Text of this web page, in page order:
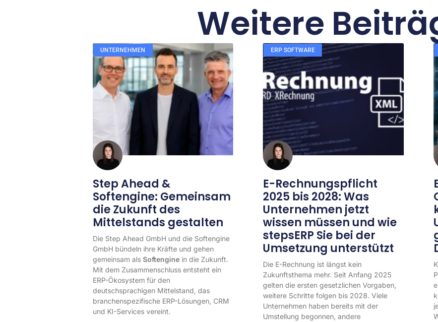
Weitere
UNTERNEHMEN
Step Ahead &
Softengine: Gemeinsam
die Zukunft des
Mittelstands gestalten
Die Step Ahead GmbH und die Softengine
GmbH bündeln ihre Kräfte und gehen
gemeinsam als Softengine in die Zukunft.
Mit dem Zusammenschluss entsteht ein
ERP-Ökosystem für den
deutschsprachigen Mittelstand, das
branchenspezifische ERP-Lösungen, CRM
und KI-Services vereint.
ERP SOFTWARE
E-Rechnungspflicht
2025 bis 2028: Was
Unternehmen jetzt
wissen müssen und wie
stepsERP Sie bei der
Umsetzung unterstützt
Die E-Rechnung ist längst kein
Zukunftsthema mehr. Seit Anfang 2025
gelten die ersten gesetzlichen Vorgaben,
weitere Schritte folgen bis 2028. Viele
Unternehmen haben bereits mit der
Umstellung begonnen, andere